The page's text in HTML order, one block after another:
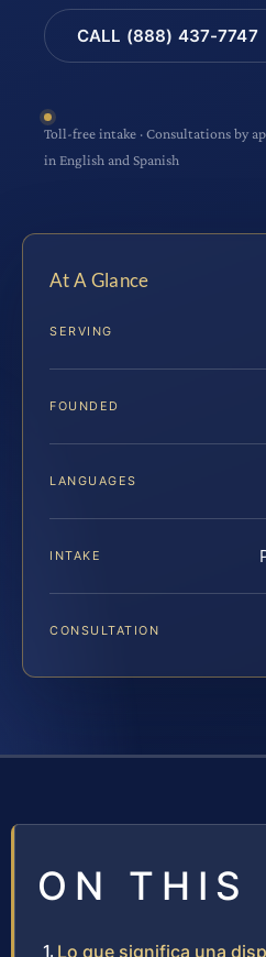
CALL (888) 437-7747
Toll-free intake · Consultations by
in English and Spanish
At A Glance
SERVING
FOUNDED
LANGUAGES
INTAKE
CONSULTATION
ON THIS
Lo que significa una